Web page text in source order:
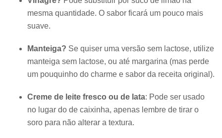
mesma quantidade. O sabor ficará um pouco mais
suave.
Manteiga? Se quiser uma versão sem lactose, utilize
manteiga sem lactose, ou até margarina (mas perde
um pouquinho do charme e sabor da receita original).
Creme de leite fresco ou de lata: Pode ser usado
no lugar do de caixinha, apenas lembre de tirar o
soro para não alterar a textura.